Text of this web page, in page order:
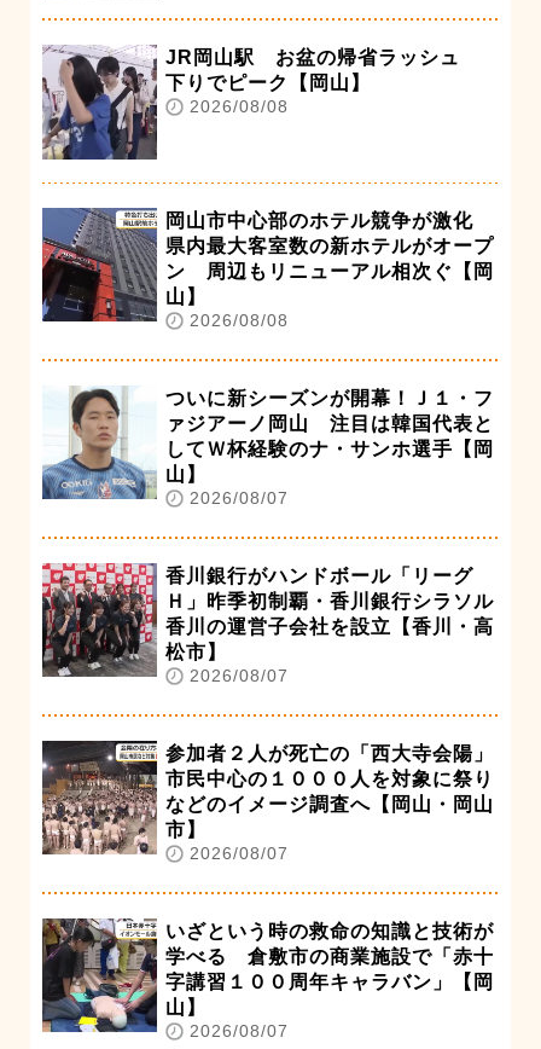
JR岡山駅 お盆の帰省ラッシュ
下りでピーク【岡山】
2026/08/08
岡山市中心部のホテル競争が激化
県内最大客室数の新ホテルがオープ
ン 周辺もリニューアル相次ぐ【岡
山】
2026/08/08
ついに新シーズンが開幕！Ｊ１・フ
ァジアーノ岡山 注目は韓国代表と
してＷ杯経験のナ・サンホ選手【岡
山】
2026/08/07
香川銀行がハンドボール「リーグ
Ｈ」昨季初制覇・香川銀行シラソル
香川の運営子会社を設立【香川・高
松市】
2026/08/07
参加者２人が死亡の「西大寺会陽」
市民中心の１０００人を対象に祭り
などのイメージ調査へ【岡山・岡山
市】
2026/08/07
いざという時の救命の知識と技術が
学べる 倉敷市の商業施設で「赤十
字講習１００周年キャラバン」【岡
山】
2026/08/07